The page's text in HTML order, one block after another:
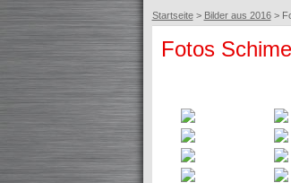
Startseite> Bilder aus 2016>
Fotos